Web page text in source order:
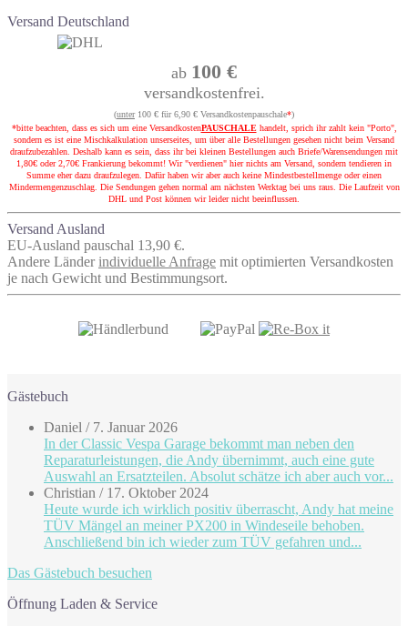
Versand Deutschland
ab 100 €
versandkostenfrei.
(unter100 € für 6,90 € Versandkostenpauschale*)
*bitte beachten, dass es sich um eine VersandkostenPAUSCHALEhandelt, sprich ihr zahlt kein "Porto",
sondern es ist eine Mischkalkulation unserseites, um über alle Bestellungen gesehen nicht beim Versand
draufzubezahlen. Deshalb kann es sein, dass ihr bei kleinen Bestellungen auch Briefe/Warensendungen mit
1,80€ oder 2,70€ Frankierung bekommt! Wir "verdienen" hier nichts am Versand, sondern tendieren in
Summe eher dazu draufzulegen. Dafür haben wir aber auch keine Mindestbestellmenge oder einen
Mindermengenzuschlag. Die Sendungen gehen normal am nächsten Werktag bei uns raus. Die Laufzeit von
DHL und Post können wir leider nicht beeinflussen.
Versand Ausland
EU-Ausland pauschal 13,90 €.
Andere Länder individuelle Anfrage mit optimierten Versandkosten
je nach Gewicht und Bestimmungsort.
Gästebuch
Daniel / 7. Januar 2026
In der Classic Vespa Garage bekommt man neben den
Reparaturleistungen, die Andy übernimmt, auch eine gute
Auswahl an Ersatzteilen. Absolut schätze ich aber auch vor...
Christian / 17. Oktober 2024
Heute wurde ich wirklich positiv überrascht, Andy hat meine
TÜV Mängel an meiner PX200 in Windeseile behoben.
Anschließend bin ich wieder zum TÜV gefahren und...
Das Gästebuch besuchen
Öffnung Laden & Service